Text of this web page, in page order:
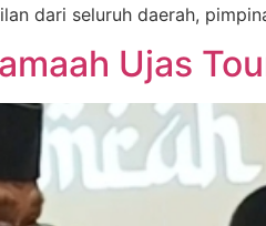
dari seluruh daerah,
Ujas